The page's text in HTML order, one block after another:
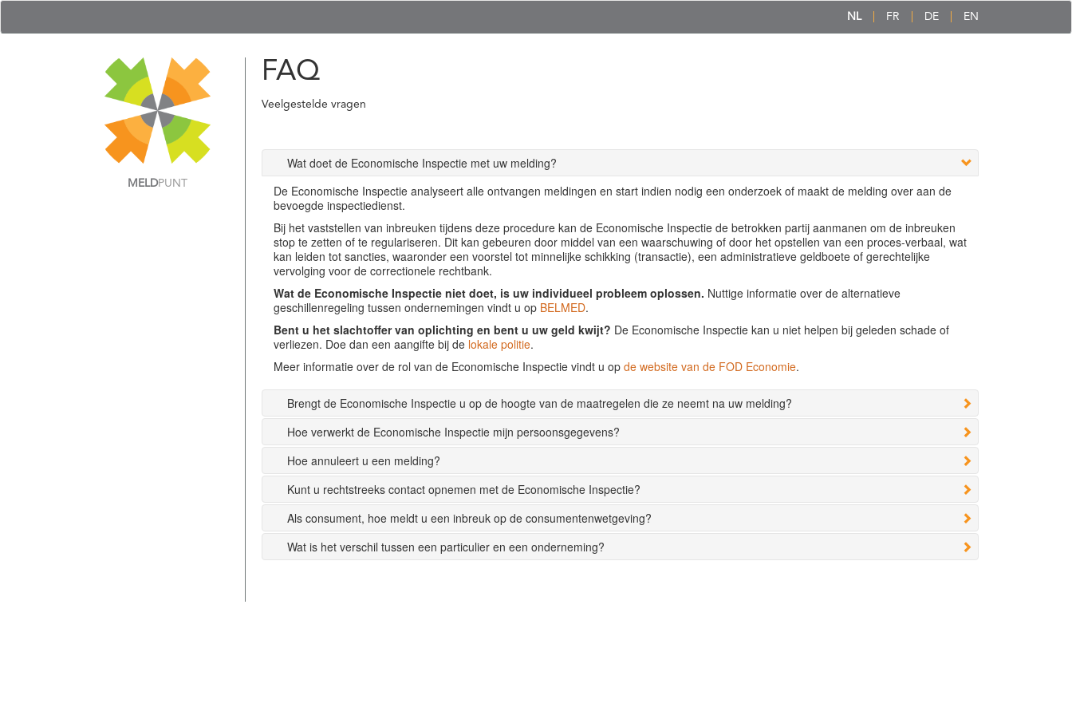
NL FR DE EN
MELDPUNT
FAQ
Veelgestelde vragen
Wat doet de Economische Inspectie met uw melding?
De Economische Inspectie analyseert alle ontvangen meldingen en start indien nodig een onderzoek of maakt de melding over aan de
bevoegde inspectiedienst.
Bij het vaststellen van inbreuken tijdens deze procedure kan de Economische Inspectie de betrokken partij aanmanen om de inbreuken
stop te zetten of te regulariseren. Dit kan gebeuren door middel van een waarschuwing of door het opstellen van een proces-verbaal, wat
kan leiden tot sancties, waaronder een voorstel tot minnelijke schikking (transactie), een administratieve geldboete of gerechtelijke
vervolging voor de correctionele rechtbank.
Wat de Economische Inspectie niet doet, is uw individueel probleem oplossen. Nuttige informatie over de alternatieve
geschillenregeling tussen ondernemingen vindt u op BELMED.
Bent u het slachtoffer van oplichting en bent u uw geld kwijt? De Economische Inspectie kan u niet helpen bij geleden schade of
verliezen. Doe dan een aangifte bij de lokale politie.
Meer informatie over de rol van de Economische Inspectie vindt u op de website van de FOD Economie.
Brengt de Economische Inspectie u op de hoogte van de maatregelen die ze neemt na uw melding?
Hoe verwerkt de Economische Inspectie mijn persoonsgegevens?
Hoe annuleert u een melding?
Kunt u rechtstreeks contact opnemen met de Economische Inspectie?
Als consument, hoe meldt u een inbreuk op de consumentenwetgeving?
Wat is het verschil tussen een particulier en een onderneming?